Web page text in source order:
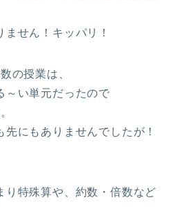
せん！キッパリ！
の授業は、
～い単元だったので
にもありませんでしたが！
り特殊算や、約数・倍数など